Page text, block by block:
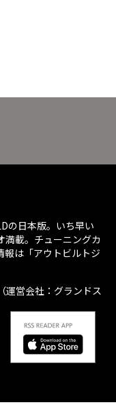
の日本版。いち早い
満載。チューニングカ
報は「アウトビルトジ
営会社：グランドス